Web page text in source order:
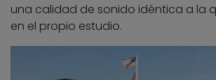
una calidad de sonido idéntica a la
en el propio estudio.